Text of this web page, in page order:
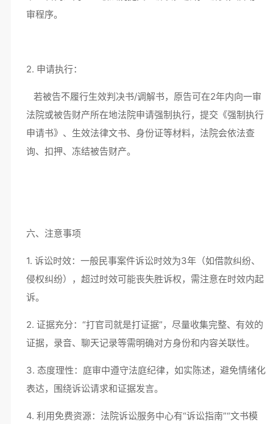
审程序。
2. 申请执行：
若被告不履行生效判决书/调解书，原告可在2年内向一审
法院或被告财产所在地法院申请强制执行，提交《强制执行
申请书》、生效法律文书、身份证等材料，法院会依法查
询、扣押、冻结被告财产。
六、注意事项
1. 诉讼时效：一般民事案件诉讼时效为3年（如借款纠纷、
侵权纠纷），超过时效可能丧失胜诉权，需注意在时效内起
诉。
2. 证据充分：“打官司就是打证据”，尽量收集完整、有效的
证据，录音、聊天记录等需明确对方身份和内容关联性。
3. 态度理性：庭审中遵守法庭纪律，如实陈述，避免情绪化
表达，围绕诉讼请求和证据发言。
4. 利用免费资源：法院诉讼服务中心有“诉讼指南”“文书模